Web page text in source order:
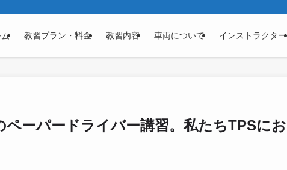
教習プラン・料金 教習内容 車両について インストラクター
ペーパードライバー講習。私たちTPSにお